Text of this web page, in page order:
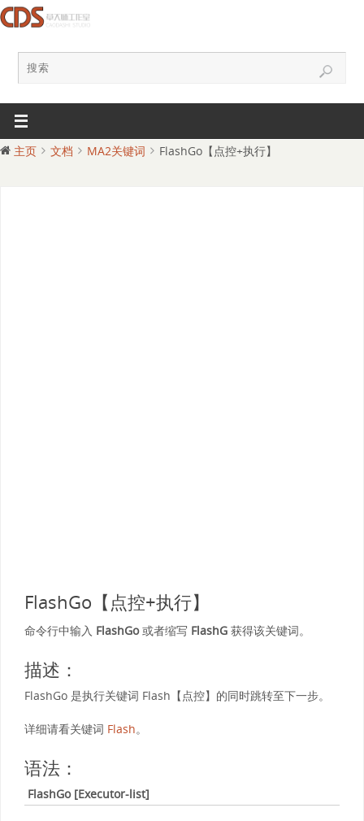
主页 文档 MA2关键词 FlashGo【点控+执行】
FlashGo【点控+执行】
命令行中输入 FlashGo或者缩写 FlashG 获得该关键词。
描述：
FlashGo 是执行关键词 Flash【点控】的同时跳转至下一步。
详细请看关键词 Flash。
语法：
FlashGo [Executor-list]